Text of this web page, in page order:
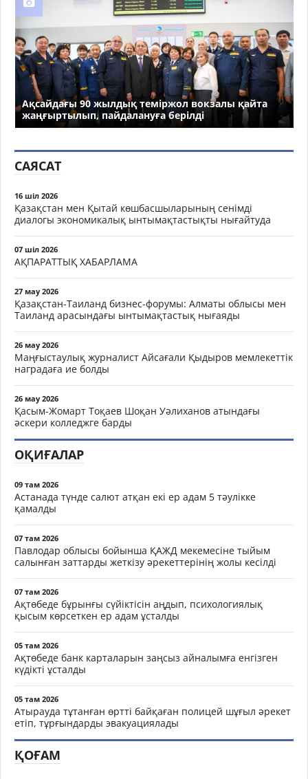
Ақсайдағы 90 жылдық теміржол вокзалы қайта
жаңғыртылып, пайдалануға берілді
САЯСАТ
16 шіл 2026
Қазақстан мен Қытай көшбасшыларының сенімді
диалогы экономикалық ынтымақтастықты нығайтуда
07 шіл 2026
АҚПАРАТТЫҚ ХАБАРЛАМА
27 мау 2026
Қазақстан-Таиланд бизнес-форумы: Алматы облысы мен
Таиланд арасындағы ынтымақтастық нығаяды
26 мау 2026
Маңғыстаулық журналист Айсағали Қыдыров мемлекеттік
наградаға ие болды
26 мау 2026
Қасым-Жомарт Тоқаев Шоқан Уәлиханов атындағы
әскери колледжге барды
ОҚИҒАЛАР
09 там 2026
Астанада түнде салют атқан екі ер адам 5 тәулікке
қамалды
07 там 2026
Павлодар облысы бойынша ҚАЖД мекемесіне тыйым
салынған заттарды жеткізу әрекеттерінің жолы кесілді
07 там 2026
Ақтөбеде бұрынғы сүйіктісін аңдып, психологиялық
қысым көрсеткен ер адам ұсталды
05 там 2026
Ақтөбеде банк карталарын заңсыз айналымға енгізген
күдікті ұсталды
05 там 2026
Атырауда тұтанған өртті байқаған полицей шұғыл әрекет
етіп, тұрғындарды эвакуациялады
ҚОҒАМ